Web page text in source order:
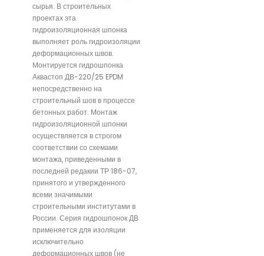
сырья. В строительных
проектах эта
гидроизоляционная шпонка
выполняет роль гидроизоляции
деформационных швов.
Монтируется гидрошпонка
Аквастоп ДВ-220/25 EPDM
непосредственно на
строительный шов в процессе
бетонных работ. Монтаж
гидроизоляционной шпонки
осуществляется в строгом
соответствии со схемами
монтажа, приведенными в
последней редакии ТР 186-07,
принятого и утвержденного
всеми значимыми
строительными институтами в
России. Серия гидрошпонок ДВ
применяется для изоляции
исключительно
деформационных швов (не